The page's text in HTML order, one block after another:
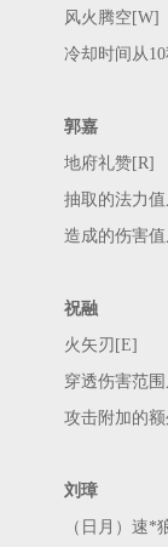
风火腾空[W]
冷却时间从
郭嘉
地府礼赞[R]
抽取的法力值
造成的伤害值
祝融
火矢刃[E]
穿透伤害范
攻击附加的额
刘璋
（日月）速*